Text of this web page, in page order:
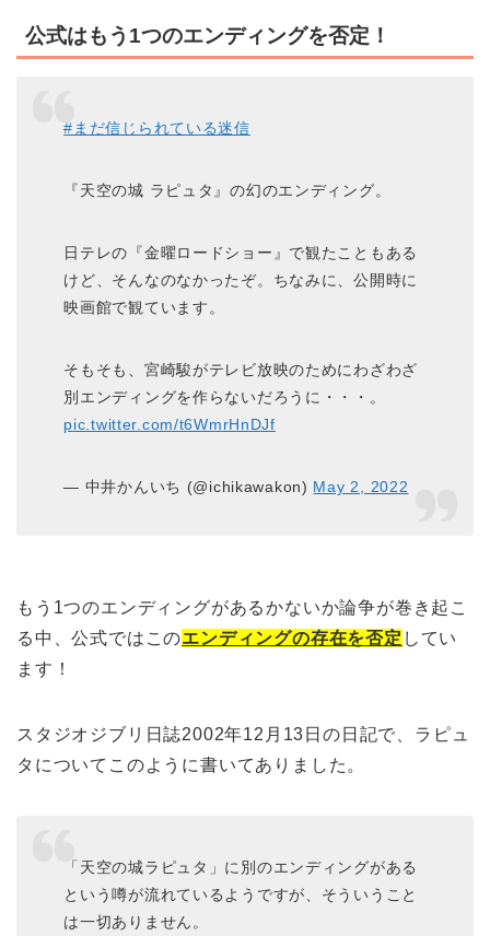
公式はもう1つのエンディングを否定！
#まだ信じられている迷信
『天空の城 ラピュタ』の幻のエンディング。
日テレの『金曜ロードショー』で観たこともある
けど、そんなのなかったぞ。ちなみに、公開時に
映画館で観ています。
そもそも、宮崎駿がテレビ放映のためにわざわざ
別エンディングを作らないだろうに・・・。
pic.twitter.com/t6WmrHnDJf
— 中井かんいち (@ichikawakon) May 2, 2022
もう1つのエンディングがあるかないか論争が巻き起こ
る中、公式ではこのエンディングの存在を否定 してい
ます！
スタジオジブリ日誌2002年12月13日の日記で、ラピュ
タについてこのように書いてありました。
「天空の城ラピュタ」に別のエンディングがある
という噂が流れているようですが、そういうこと
は一切ありません。